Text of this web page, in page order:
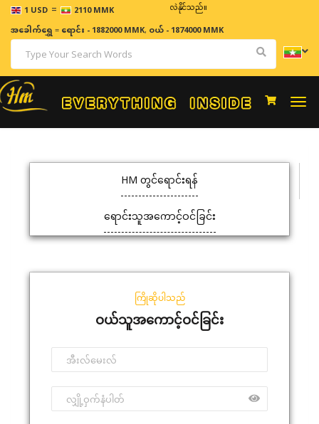
1 USD = 2110 MMK
ဈေးနှုန်းများသည် အချိန်နှင့် အမျှပြောင်းလဲနိုင်သည်။
အခေါက်ရွှေ=ရောင်း - 1882000 MMK, ဝယ် - 1874000 MMK
HM တွင်ရောင်းရန်
ရောင်းသူအကောင့်ဝင်ခြင်း
ကြိုဆိုပါသည်
ဝယ်သူအကောင့်ဝင်ခြင်း